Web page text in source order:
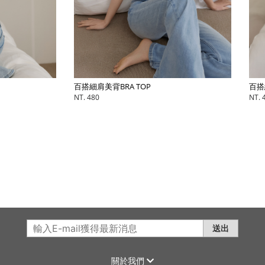
百搭細肩美背BRA TOP
NT. 480
百搭細肩
NT. 480
送出
關於我們